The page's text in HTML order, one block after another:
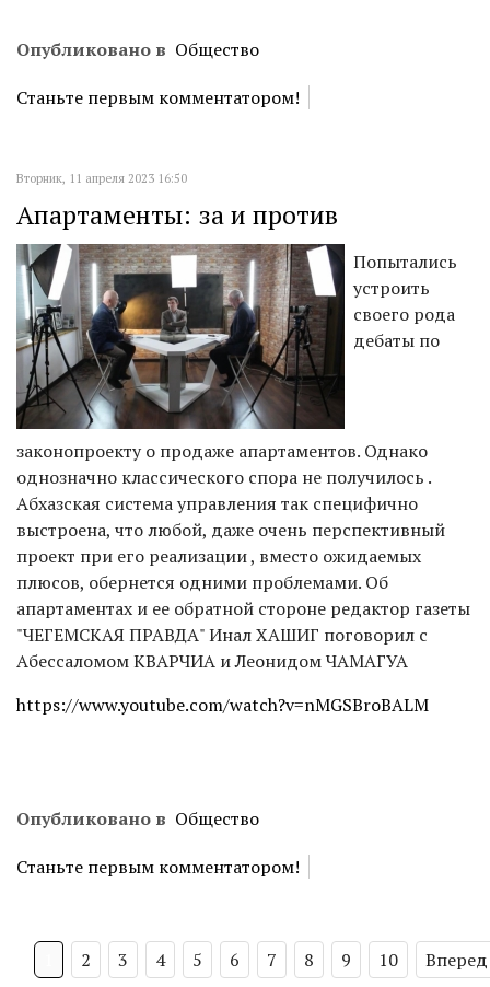
Опубликовано в Общество
Станьте первым комментатором!
Вторник, 11 апреля 2023 16:50
Апартаменты: за и против
Попытались
устроить
своего рода
дебаты по
законопроекту о продаже апартаментов. Однако
однозначно классического спора не получилось .
Абхазская система управления так специфично
выстроена, что любой, даже очень перспективный
проект при его реализации , вместо ожидаемых
плюсов, обернется одними проблемами. Об
апартаментах и ее обратной стороне редактор газеты
"ЧЕГЕМСКАЯ ПРАВДА" Инал ХАШИГ поговорил с
Абессаломом КВАРЧИА и Леонидом ЧАМАГУА
https://www.youtube.com/watch?v=nMGSBroBALM
Опубликовано в Общество
Станьте первым комментатором!
2 3 4 5 6 7 8 9 10 Вперед